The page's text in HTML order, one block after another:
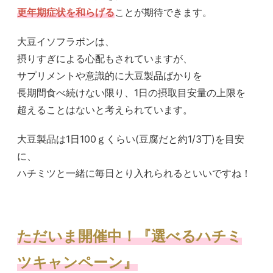
更年期症状を和らげることが期待できます。
大豆イソフラボンは、
摂りすぎによる心配もされていますが、
サプリメントや意識的に大豆製品ばかりを
長期間食べ続けない限り、1日の摂取目安量の上限を
超えることはないと考えられています。
大豆製品は1日100ｇくらい(豆腐だと約1/3丁)を目安
に、
ハチミツと一緒に毎日とり入れられるといいですね！
ただいま開催中！『選べるハチミ
ツキャンペーン』